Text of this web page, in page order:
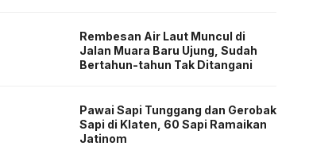
Rembesan Air Laut Muncul di
Jalan Muara Baru Ujung, Sudah
Bertahun-tahun Tak Ditangani
Pawai Sapi Tunggang dan Gerobak
Sapi di Klaten, 60 Sapi Ramaikan
Jatinom